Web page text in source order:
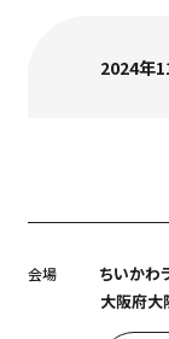
2024年
会場
ちいかわ
大阪府